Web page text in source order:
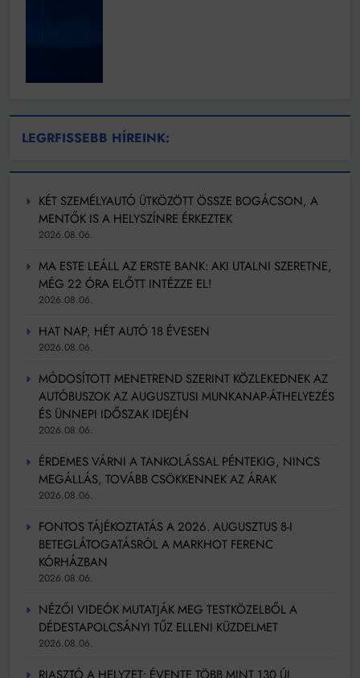
LEGRFISSEBB HÍREINK:
KÉT SZEMÉLYAUTÓ ÜTKÖZÖTT ÖSSZE BOGÁCSON, A
MENTŐK IS A HELYSZÍNRE ÉRKEZTEK
2026.08.06.
MA ESTE LEÁLL AZ ERSTE BANK: AKI UTALNI SZERETNE,
MÉG 22 ÓRA ELŐTT INTÉZZE EL!
2026.08.06.
HAT NAP, HÉT AUTÓ 18 ÉVESEN
2026.08.06.
MÓDOSÍTOTT MENETREND SZERINT KÖZLEKEDNEK AZ
AUTÓBUSZOK AZ AUGUSZTUSI MUNKANAP-ÁTHELYEZÉS
ÉS ÜNNEPI IDŐSZAK IDEJÉN
2026.08.06.
ÉRDEMES VÁRNI A TANKOLÁSSAL PÉNTEKIG, NINCS
MEGÁLLÁS, TOVÁBB CSÖKKENNEK AZ ÁRAK
2026.08.06.
FONTOS TÁJÉKOZTATÁS A 2026. AUGUSZTUS 8-I
BETEGLÁTOGATÁSRÓL A MARKHOT FERENC
KÓRHÁZBAN
2026.08.06.
NÉZŐI VIDEÓK MUTATJÁK MEG TESTKÖZELBŐL A
DÉDESTAPOLCSÁNYI TŰZ ELLENI KÜZDELMET
2026.08.06.